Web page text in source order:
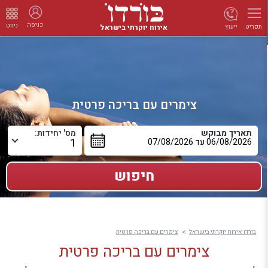
תפריט אירוח יוקרתי בישראל כניסה ניווט ייעוץ
צימרים עם בריכה פרטית
תאריך מבוקש מס' יחידות:
בורדו אירוח יוקרתי בישראל צימרים עם בריכה פרטית
צימרים עם בריכה פרטית